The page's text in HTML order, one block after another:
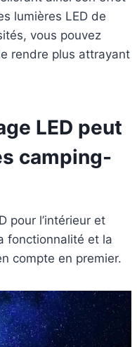
lumières LED de
vous pouvez
rendre plus attrayant
LED peut
camping-
pour l’intérieur et
fonctionnalité et la
compte en premier.